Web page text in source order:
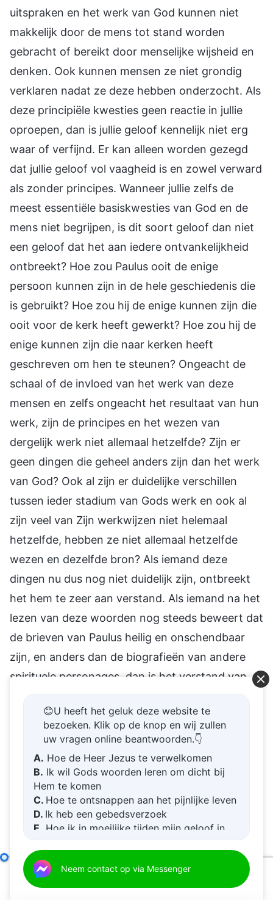
uitspraken en het werk van God kunnen niet
makkelijk door de mens tot stand worden
gebracht of bereikt door menselijke wijsheid en
denken. Ook kunnen mensen ze niet grondig
verklaren nadat ze deze hebben onderzocht. Als
deze principiële kwesties geen reactie in jullie
oproepen, dan is jullie geloof kennelijk niet erg
waar of verfijnd. Er kan alleen worden gezegd
dat jullie geloof vol vaagheid is en zowel verward
als zonder principes. Wanneer jullie zelfs de
meest essentiële basiskwesties van God en de
mens niet begrijpen, is dit soort geloof dan niet
een geloof dat het aan iedere ontvankelijkheid
ontbreekt? Hoe zou Paulus ooit de enige
persoon kunnen zijn in de hele geschiedenis die
is gebruikt? Hoe zou hij de enige kunnen zijn die
ooit voor de kerk heeft gewerkt? Hoe zou hij de
enige kunnen zijn die naar kerken heeft
geschreven om hen te steunen? Ongeacht de
schaal of de invloed van het werk van deze
mensen en zelfs ongeacht het resultaat van hun
werk, zijn de principes en het wezen van
dergelijk werk niet allemaal hetzelfde? Zijn er
geen dingen die geheel anders zijn dan het werk
van God? Ook al zijn er duidelijke verschillen
tussen ieder stadium van Gods werk en ook al
zijn veel van Zijn werkwijzen niet helemaal
hetzelfde, hebben ze niet allemaal hetzelfde
wezen en dezelfde bron? Als iemand deze
dingen nu dus nog niet duidelijk zijn, ontbreekt
het hem te zeer aan verstand. Als iemand na het
lezen van deze woorden nog steeds beweert dat
de brieven van Paulus heilig en onschendbaar
zijn, en anders dan de biografieën van andere
spirituele personages, dan is het verstand van
persoon ongetwijfeld een expert in doctrines en
geheel verstoken van verstand. Zelfs als je
Paulus vereert, kun je je warme gevoelens voor
hem niet gebruiken om de waarheid van de
feiten te verdraaien of het bestaan van de
waarheid te ontkennen. Op geen enkele manier
vernietigt wat ik heb gezegd al het werk en de
brieven van Paulus of ontkent het de waarde
ervan als referentiemateriaal. Hoe dan ook, het is
mijn bedoeling dat jullie met deze woorden alle
😊U heeft het geluk deze website te
bezoeken. Klik op de knop en wij zullen
uw vragen online beantwoorden.👇
A. Hoe de Heer Jezus te verwelkomen
B. Ik wil Gods woorden leren om dicht bij
Hem te komen
C. Hoe te ontsnappen aan het pijnlijke leven
D. Ik heb een gebedsverzoek
E. Hoe ik in moeilijke tijden mijn geloof in
Neem contact op via Messenger